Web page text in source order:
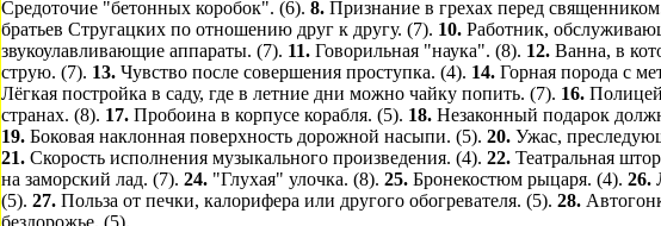
Средоточие "бетонных коробок". (6). 8. Признание в грехах перед
братьев Стругацких по отношению друг к другу. (7). 10. Работник,
звукоулавливающие аппараты. (7). 11. Говорильная "наука". (8). 12. Ванна, в
струю. (7). 13. Чувство после совершения проступка. (4). 14. Горная порода с
Лёгкая постройка в саду, где в летние дни можно чайку попить. (7). 16.
странах. (8). 17. Пробоина в корпусе корабля. (5). 18. Незаконный подарок
19. Боковая наклонная поверхность дорожной насыпи. (5). 20. Ужас,
21. Скорость исполнения музыкального произведения. (4). 22. Театральная
на заморский лад. (7). 24. "Глухая" улочка. (8). 25. Бронекостюм рыцаря. (4). 26.
(5). 27. Польза от печки, калорифера или другого обогревателя. (5). 28.